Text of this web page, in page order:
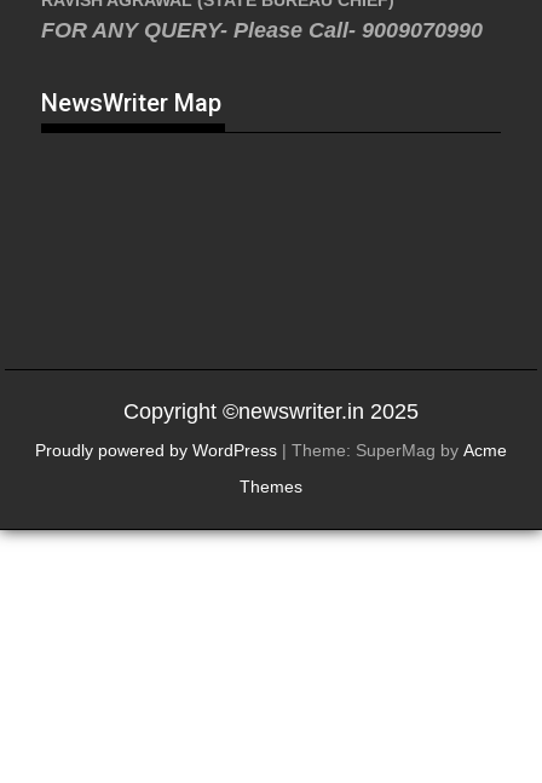
FOR ANY QUERY- Please Call- 9009070990
NewsWriter Map
Copyright ©newswriter.in 2025
Proudly powered by WordPress | Theme: SuperMag by Acme
Themes